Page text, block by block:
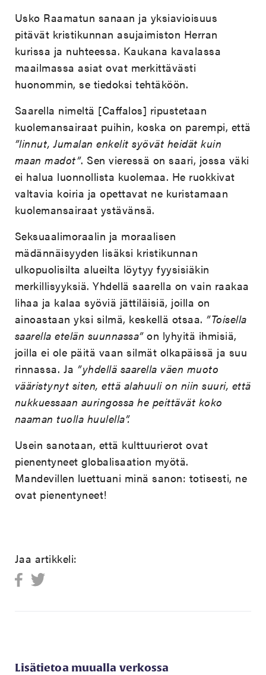
Usko Raamatun sanaan ja yksiavioisuus
pitävät kristikunnan asujaimiston Herran
kurissa ja nuhteessa. Kaukana kavalassa
maailmassa asiat ovat merkittävästi
huonommin, se tiedoksi tehtäköön.
Saarella nimeltä [Caffalos] ripustetaan
kuolemansairaat puihin, koska on parempi, että
”linnut, Jumalan enkelit syövät heidät kuin
maan madot”. Sen vieressä on saari, jossa väki
ei halua luonnollista kuolemaa. He ruokkivat
valtavia koiria ja opettavat ne kuristamaan
kuolemansairaat ystävänsä.
Seksuaalimoraalin ja moraalisen
mädännäisyyden lisäksi kristikunnan
ulkopuolisilta alueilta löytyy fyysisiäkin
merkillisyyksiä. Yhdellä saarella on vain raakaa
lihaa ja kalaa syöviä jättiläisiä, joilla on
ainoastaan yksi silmä, keskellä otsaa. ”Toisella
saarella etelän suunnassa”on lyhyitä ihmisiä,
joilla ei ole päitä vaan silmät olkapäissä ja suu
rinnassa. Ja ”yhdellä saarella väen muoto
vääristynyt siten, että alahuuli on niin suuri, että
nukkuessaan auringossa he peittävät koko
naaman tuolla huulella”.
Usein sanotaan, että kulttuurierot ovat
pienentyneet globalisaation myötä.
Mandevillen luettuani minä sanon: totisesti, ne
ovat pienentyneet!
Jaa artikkeli:
Lisätietoa muualla verkossa